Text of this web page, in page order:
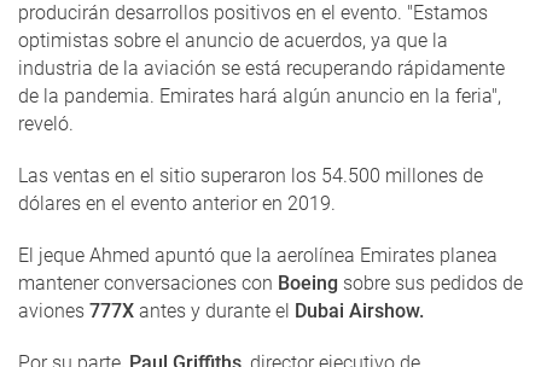
producirán desarrollos positivos en el evento. "Estamos
optimistas sobre el anuncio de acuerdos, ya que la
industria de la aviación se está recuperando rápidamente
de la pandemia. Emirates hará algún anuncio en la feria",
reveló.
Las ventas en el sitio superaron los 54.500 millones de
dólares en el evento anterior en 2019.
El jeque Ahmed apuntó que la aerolínea Emirates planea
mantener conversaciones con Boeing sobre sus pedidos de
aviones 777X antes y durante el Dubai Airshow.